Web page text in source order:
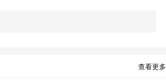
偷拍下审判过程传输给FBI，空乘组长利用
查看更多